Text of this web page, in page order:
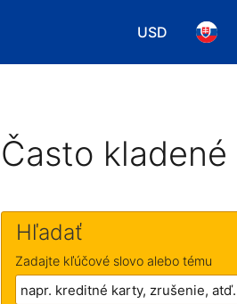
USD
Vybrať
Často
Hľadať
Zadajte kľúčové slovo alebo tému